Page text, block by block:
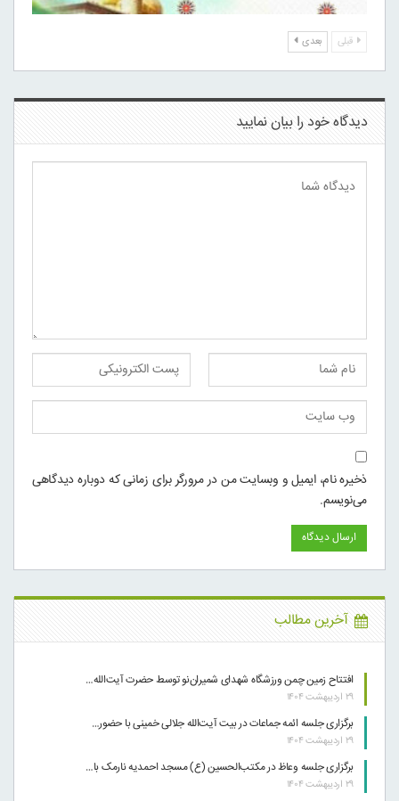
قبلی بعدی
دیدگاه خود را بیان نمایید
ذخیره نام، ایمیل و وبسایت من در مرورگر برای زمانی که دوباره دیدگاهی
می‌نویسم.
آخرین مطالب
افتتاح زمین چمن ورزشگاه شهدای شمیران‌نو توسط حضرت آیت‌الله…
۲۹ اردیبهشت ۱۴۰۴
برگزاری جلسه ائمه جماعات در بیت آیت‌الله جلالی خمینی با حضور…
۲۹ اردیبهشت ۱۴۰۴
برگزاری جلسه وعاظ در مکتب‌الحسین (ع) مسجد احمدیه نارمک با…
۲۹ اردیبهشت ۱۴۰۴